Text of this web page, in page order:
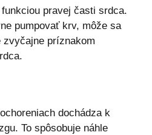
pravej časti srdca.
pumpovať krv, môže sa
príznakom
dochádza k
To spôsobuje náhle